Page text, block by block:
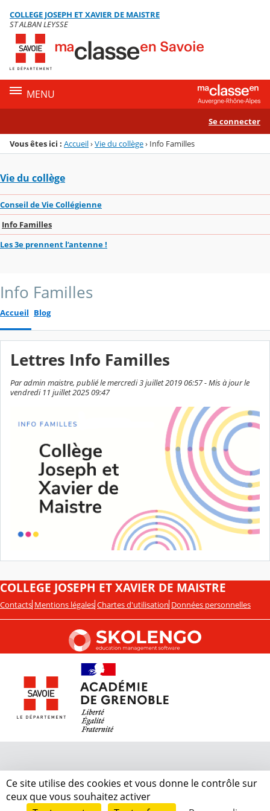
Menu de la rubrique
Contenu
COLLEGE JOSEPH ET XAVIER DE MAISTRE
ST ALBAN LEYSSE
MENU
Se connecter
Vous êtes ici : Accueil›Vie du collège› Info Familles
Vie du collège
Conseil de Vie Collégienne
Info Familles
Les 3e prennent l’antenne !
Info Familles
Accueil Blog
Lettres Info Familles
Par admin maistre, publié le mercredi 3 juillet 2019 06:57 - Mis à jour le
vendredi 11 juillet 2025 09:47
COLLEGE JOSEPH ET XAVIER DE MAISTRE
Contacts Mentions légales Chartes d'utilisation Données personnelles
Ce site utilise des cookies et vous donne le contrôle sur
ceux que vous souhaitez activer